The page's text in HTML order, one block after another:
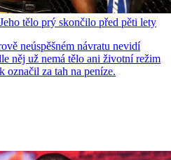
tělo prý skončilo před pěti lety
neúspěšném návratu nevidí
něj už nemá tělo ani životní režim
označil za tah na peníze.